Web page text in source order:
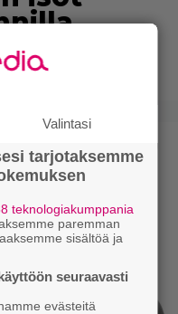
Valintasi
tarjotaksemme
teknologiakumppania
paremman
sisältöä ja
seuraavasti
evästeitä